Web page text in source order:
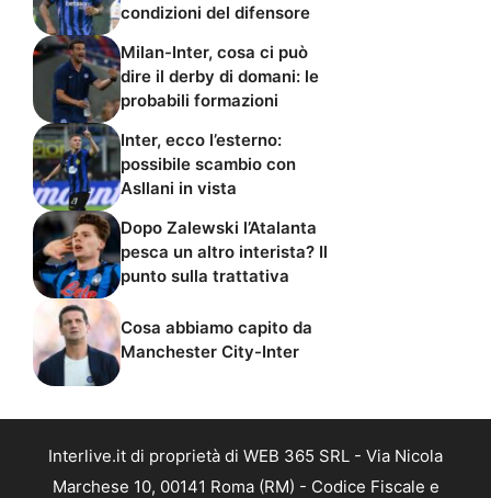
condizioni del difensore
Milan-Inter, cosa ci può
dire il derby di domani: le
probabili formazioni
Inter, ecco l’esterno:
possibile scambio con
Asllani in vista
Dopo Zalewski l’Atalanta
pesca un altro interista? Il
punto sulla trattativa
Cosa abbiamo capito da
Manchester City-Inter
Interlive.it di proprietà di WEB 365 SRL - Via Nicola
Marchese 10, 00141 Roma (RM) - Codice Fiscale e